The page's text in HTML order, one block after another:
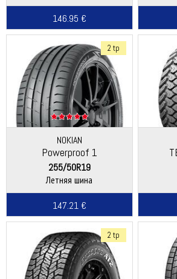
146.95 €
2 tp
NOKIAN
Powerproof 1
255/50R19
Летняя шина
147.21 €
2 tp